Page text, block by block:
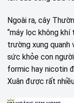
Ngoài ra, cây
“máy lọc không khí
trường xung
sức khỏe con
formic hay nicotin
Xuân được rất